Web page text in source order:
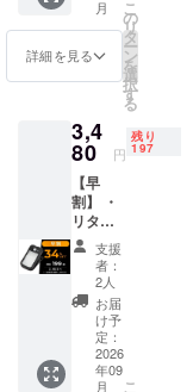
の理念で
どうぞよろ
致します！
１セッ
ト ・一
般販売
予定価
格：
※リター
ンはす
べて
税・送
料込み
の金額
になり
ます。
※ご注文
状況、
使用部
材の供
給状
況、製
月
詳細を見る
こ
の
リ
タ
ー
ン
を
選
択
す
る
3,4
80 円
残り
197
【早
割】 ・
リター
ン内
容：ク
リップ
タイプ
のLED
ソー
ラーラ
イト ×
支援
者：
2人
お届
け予
定：
2026
年09
月
こ